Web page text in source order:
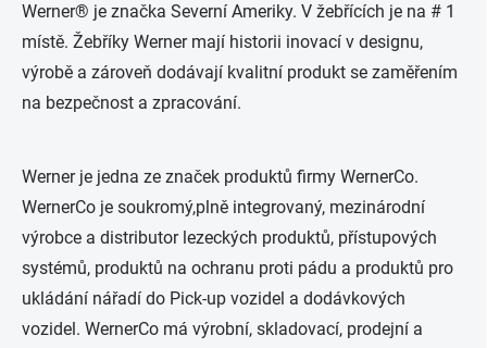
Werner® je značka Severní Ameriky. V žebřících je na # 1
místě. Žebříky Werner mají historii inovací v designu,
výrobě a zároveň dodávají kvalitní produkt se zaměřením
na bezpečnost a zpracování.
Werner je jedna ze značek produktů firmy WernerCo.
WernerCo je soukromý,plně integrovaný, mezinárodní
výrobce a distributor lezeckých produktů, přístupových
systémů, produktů na ochranu proti pádu a produktů pro
ukládání nářadí do Pick-up vozidel a dodávkových
vozidel. WernerCo má výrobní, skladovací, prodejní a